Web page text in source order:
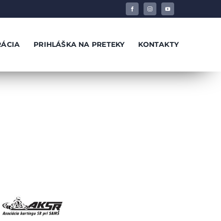
PRIHLÁŠKA NA PRETEKY KONTAKTY